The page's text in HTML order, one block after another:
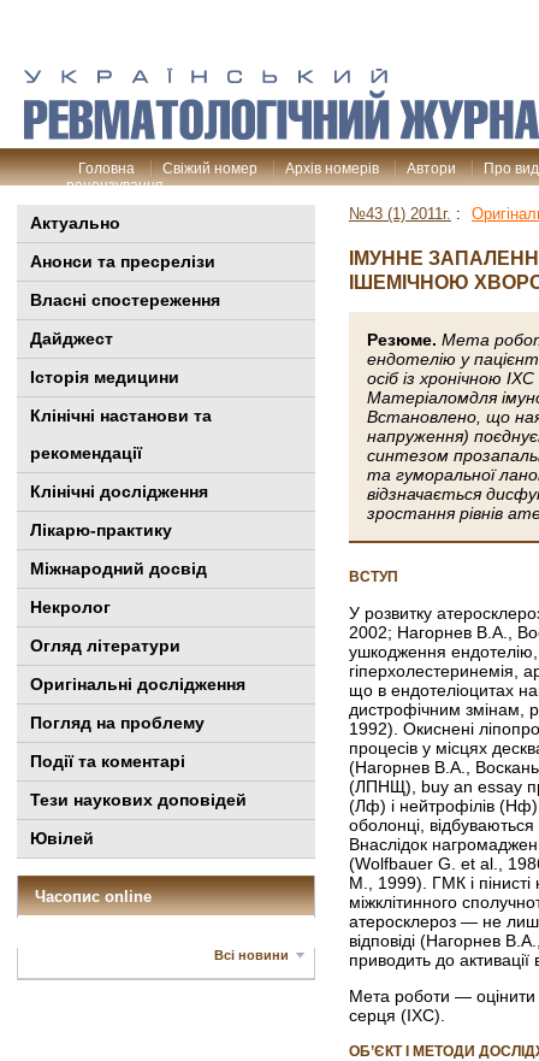
Головна Свіжий номер Архів номерів Автори
Про
рецензування
Актуально
Анонси та пресрелізи
Власні спостереження
Дайджест
Історія медицини
Клінiчні настанови та
рекомендації
Клінічні дослідження
Лікарю-практику
Міжнародний досвід
Некролог
Огляд літератури
Оригінальні дослідження
Погляд на проблему
Події та коментарі
Тези наукових доповідей
Ювілей
Часопис online
Всі новини
№43 (1) 2011г. :
ІМУННЕ
ІШЕМІЧНОЮ
Резюме. Мета
ендотелію у
осіб із хронічною
Матеріаломдля
Встановлено, що
напруження)
синтезом
та гуморальної
відзначається
зростання рівнів
ВСТУП
У розвитку
2002; Нагорнев В.А.,
ушкодження ендотелію,
гіперхолестеринемія,
що в ендотеліоцитах
дистрофічним змінам,
1992). Окиснені
процесів у місцях
(Нагорнев В.А.,
(ЛПНЩ), buy an essay
(Лф) і нейтрофілів (Нф)
оболонці,
Внаслідок
(Wolfbauer G. et al.,
M., 1999). ГМК і пінисті
міжклітинного
атеросклероз — не
відповіді (Нагорнев
приводить до активації
Мета роботи — оцінити
серця (ІХС).
ОБ’ЄКТ І МЕТОДИ